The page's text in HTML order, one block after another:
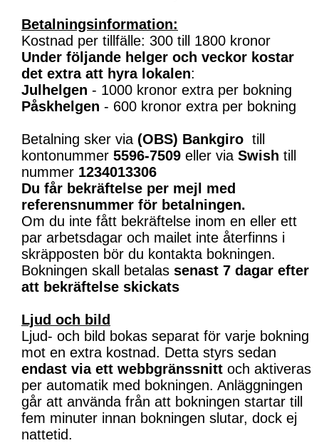
Betalningsinformation:
Kostnad per tillfälle: 300 till 1800 kronor
Under följande helger och veckor kostar
det extra att hyra lokalen:
Julhelgen - 1000 kronor extra per bokning
Påskhelgen - 600 kronor extra per bokning
Betalning sker via (OBS) Bankgiro till
kontonummer 5596-7509 eller via Swish till
nummer 1234013306
Du får bekräftelse per mejl med
referensnummer för betalningen.
Om du inte fått bekräftelse inom en eller ett
par arbetsdagar och mailet inte återfinns i
skräpposten bör du kontakta bokningen.
Bokningen skall betalas senast 7 dagar efter
att bekräftelse skickats
Ljud och bild
Ljud- och bild bokas separat för varje bokning
mot en extra kostnad. Detta styrs sedan
endast via ett webbgränssnitt och aktiveras
per automatik med bokningen. Anläggningen
går att använda från att bokningen startar till
fem minuter innan bokningen slutar, dock ej
nattetid.